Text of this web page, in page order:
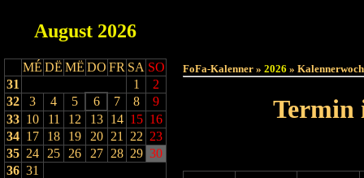
August 2026
MÉ DË MË DO FR SA SO
31
1
2
32
3 4 5 6 7 8
9
33 10 11 12 13 14 15 16
34 17 18 19 20 21 22 23
35 24 25 26 27 28 29 30
36 31
FoFa-Kalenner » 2026 »
Termin